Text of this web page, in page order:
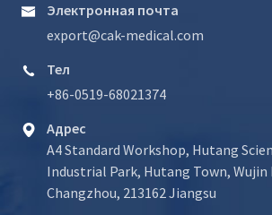

Электронная почта
export@cak-medical.com

Тел
+86-0519-68021374

Адрес
A4 Standard Workshop, Hutang
Industrial Park, Hutang Town,
Changzhou, 213162 Jiangsu